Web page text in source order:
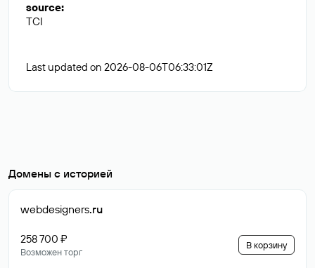
source:
TCI
Last updated on 2026-08-06T06:33:01Z
Домены с историей
webdesigners.ru
258 700 ₽
Возможен торг
В корзину